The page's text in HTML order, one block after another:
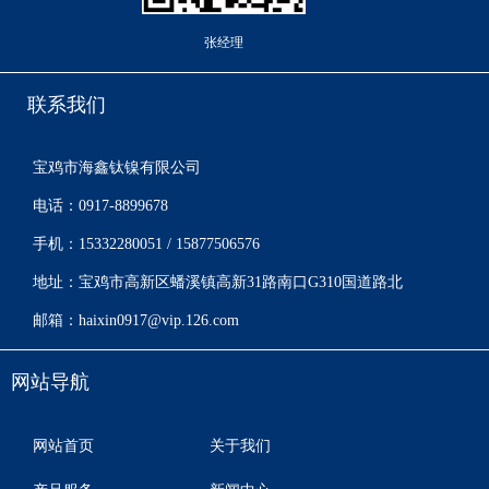
张经理
联系我们
宝鸡市海鑫钛镍有限公司
电话：0917-8899678
手机：15332280051 / 15877506576
地址：宝鸡市高新区蟠溪镇高新31路南口G310国道路北
邮箱：haixin0917@vip.126.com
网站导航
网站首页 关于我们